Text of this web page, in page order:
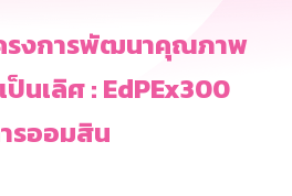
รงการพัฒนาคุณภาพ
นเลิศ : EdPEx300
รออมสิน